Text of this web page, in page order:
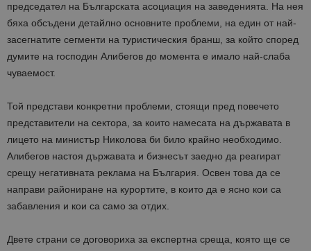
председател на Българската асоциация на заведенията. На нея
бяха обсъдени детайлно основните проблеми, на един от най-
засегнатите сегменти на туристическия бранш, за който според
думите на господин Алибегов до момента е имало най-слаба
чуваемост.
Той представи конкретни проблеми, стоящи пред повечето
представители на сектора, за които намесата на държавата в
лицето на министър Николова би било крайно необходимо.
Алибегов настоя държавата и бизнесът заедно да реагират
срещу негативната реклама на България. Освен това да се
направи райониране на курортите, в които да е ясно кои са
забавления и кои са само за отдих.
Двете страни се договориха за експертна среща, която ще се